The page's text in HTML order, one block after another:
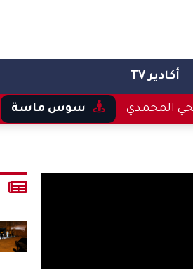
أكادير TV
المحمدي سوس ماسة